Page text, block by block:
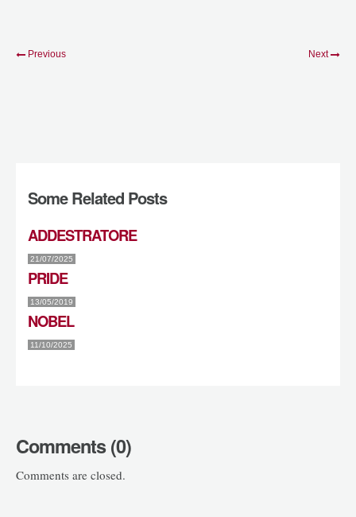
Previous Next
Some Related Posts
ADDESTRATORE
21/07/2025
PRIDE
13/05/2019
NOBEL
11/10/2025
Comments (0)
Comments are closed.